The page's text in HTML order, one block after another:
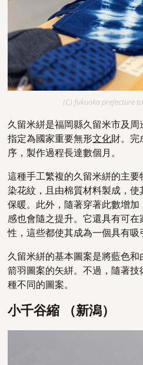
(C) fukuoka prefecture
久留米絣是福岡縣久留米市及
指定為國家重要無形文化財。完
序，製作過程長達數個月。
這種手工繁複的久留米絣的主
染花紋，且由棉質材料製成，
保暖。此外，隨著穿著此數增
感也會隨之提升。它還具有可
性，這些都使其成為一個具有吸
久留米絣的基本圖案是將藍色
箭羽圖案的矢絣。不過，隨著
種不同的圖案。
小千谷縮 （新潟）